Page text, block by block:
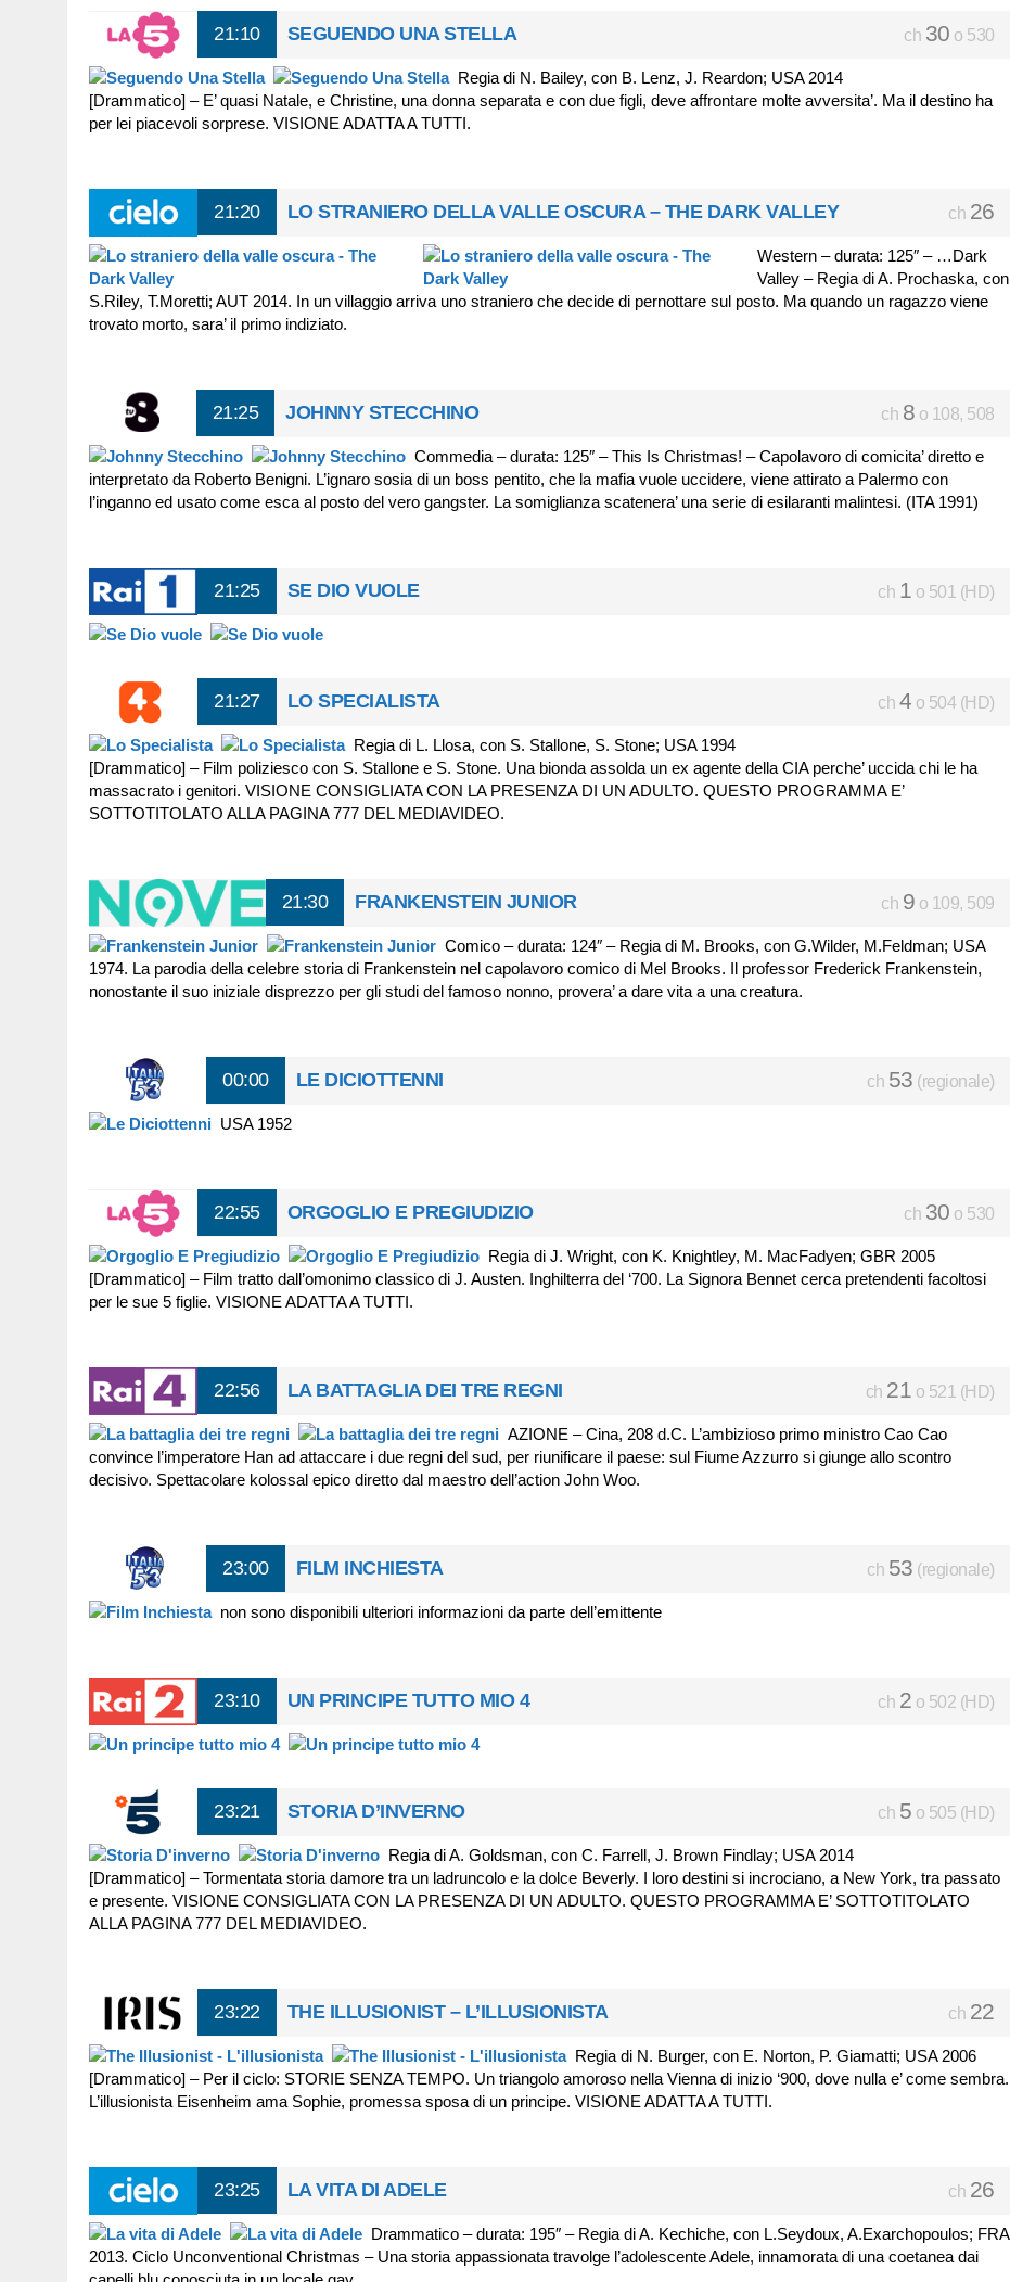
21:10 ch 30 o 530
SEGUENDO UNA STELLA
Regia di N. Bailey, con B. Lenz, J. Reardon; USA 2014
[Drammatico] – E’ quasi Natale, e Christine, una donna separata e con due figli, deve affrontare molte avversita’. Ma il destino ha
per lei piacevoli sorprese. VISIONE ADATTA A TUTTI.
21:20 ch 26
LO STRANIERO DELLA VALLE OSCURA – THE DARK VALLEY
Western – durata: 125″ – …Dark
Valley – Regia di A. Prochaska, con
S.Riley, T.Moretti; AUT 2014. In un villaggio arriva uno straniero che decide di pernottare sul posto. Ma quando un ragazzo viene
trovato morto, sara’ il primo indiziato.
21:25 ch 8 o 108, 508
JOHNNY STECCHINO
Commedia – durata: 125″ – This Is Christmas! – Capolavoro di comicita’ diretto e
interpretato da Roberto Benigni. L’ignaro sosia di un boss pentito, che la mafia vuole uccidere, viene attirato a Palermo con
l’inganno ed usato come esca al posto del vero gangster. La somiglianza scatenera’ una serie di esilaranti malintesi. (ITA 1991)
21:25 ch 1 o 501 (HD)
SE DIO VUOLE
21:27 ch 4 o 504 (HD)
LO SPECIALISTA
Regia di L. Llosa, con S. Stallone, S. Stone; USA 1994
[Drammatico] – Film poliziesco con S. Stallone e S. Stone. Una bionda assolda un ex agente della CIA perche’ uccida chi le ha
massacrato i genitori. VISIONE CONSIGLIATA CON LA PRESENZA DI UN ADULTO. QUESTO PROGRAMMA E’
SOTTOTITOLATO ALLA PAGINA 777 DEL MEDIAVIDEO.
21:30 ch 9 o 109, 509
FRANKENSTEIN JUNIOR
Comico – durata: 124″ – Regia di M. Brooks, con G.Wilder, M.Feldman; USA
1974. La parodia della celebre storia di Frankenstein nel capolavoro comico di Mel Brooks. Il professor Frederick Frankenstein,
nonostante il suo iniziale disprezzo per gli studi del famoso nonno, provera’ a dare vita a una creatura.
00:00 ch 53 (regionale)
LE DICIOTTENNI
USA 1952
22:55 ch 30 o 530
ORGOGLIO E PREGIUDIZIO
Regia di J. Wright, con K. Knightley, M. MacFadyen; GBR 2005
[Drammatico] – Film tratto dall’omonimo classico di J. Austen. Inghilterra del ‘700. La Signora Bennet cerca pretendenti facoltosi
per le sue 5 figlie. VISIONE ADATTA A TUTTI.
22:56 ch 21 o 521 (HD)
LA BATTAGLIA DEI TRE REGNI
AZIONE – Cina, 208 d.C. L’ambizioso primo ministro Cao Cao
convince l’imperatore Han ad attaccare i due regni del sud, per riunificare il paese: sul Fiume Azzurro si giunge allo scontro
decisivo. Spettacolare kolossal epico diretto dal maestro dell’action John Woo.
23:00 ch 53 (regionale)
FILM INCHIESTA
non sono disponibili ulteriori informazioni da parte dell’emittente
23:10 ch 2 o 502 (HD)
UN PRINCIPE TUTTO MIO 4
23:21 ch 5 o 505 (HD)
STORIA D’INVERNO
Regia di A. Goldsman, con C. Farrell, J. Brown Findlay; USA 2014
[Drammatico] – Tormentata storia damore tra un ladruncolo e la dolce Beverly. I loro destini si incrociano, a New York, tra passato
e presente. VISIONE CONSIGLIATA CON LA PRESENZA DI UN ADULTO. QUESTO PROGRAMMA E’ SOTTOTITOLATO
ALLA PAGINA 777 DEL MEDIAVIDEO.
23:22 ch 22
THE ILLUSIONIST – L’ILLUSIONISTA
Regia di N. Burger, con E. Norton, P. Giamatti; USA 2006
[Drammatico] – Per il ciclo: STORIE SENZA TEMPO. Un triangolo amoroso nella Vienna di inizio ‘900, dove nulla e’ come sembra.
L’illusionista Eisenheim ama Sophie, promessa sposa di un principe. VISIONE ADATTA A TUTTI.
23:25 ch 26
LA VITA DI ADELE
Drammatico – durata: 195″ – Regia di A. Kechiche, con L.Seydoux, A.Exarchopoulos; FRA
2013. Ciclo Unconventional Christmas – Una storia appassionata travolge l’adolescente Adele, innamorata di una coetanea dai